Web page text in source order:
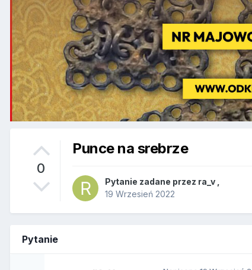
0
Punce na srebrze
Pytanie zadane przez ra_v
19 Wrzesień 2022
Pytanie